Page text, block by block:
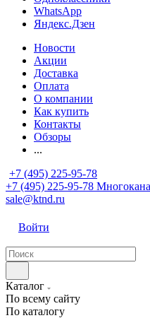
WhatsApp
Яндекс.Дзен
Новости
Акции
Доставка
Оплата
О компании
Как купить
Контакты
Обзоры
...
+7 (495) 225-95-78
+7 (495) 225-95-78
sale@ktnd.ru
Войти
Каталог
По всему сайту
По каталогу